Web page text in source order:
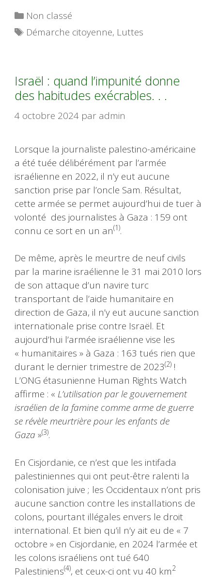
Catégories
Non classé
Étiquettes
Démarche citoyenne, Luttes
Israël : quand l’impunité donne
des habitudes exécrables. . .
4 octobre 2024 par admin
Lorsque la journaliste palestino-américaine
a été tuée délibérément par l’armée
israélienne en 2022, il n’y eut aucune
sanction prise par l’oncle Sam. Résultat,
cette armée se permet aujourd’hui de tuer à
volonté des journalistes à Gaza : 159 ont
connu ce sort en un an(1).
De même, après le meurtre de neuf civils
par la marine israélienne le 31 mai 2010 lors
de son attaque d’un navire turc
transportant de l’aide humanitaire en
direction de Gaza, il n’y eut aucune sanction
internationale prise contre Israël. Et
aujourd’hui l’armée israélienne vise les
« humanitaires » à Gaza : 163 tués rien que
durant le dernier trimestre de 2023(2) !
L’ONG étasunienne Human Rights Watch
affirme : « L’utilisation par le gouvernement
israélien de la famine comme arme de guerre
se révèle meurtrière pour les enfants de
Gaza »(3).
En Cisjordanie, ce n’est que les intifada
palestiniennes qui ont peut-être ralenti la
colonisation juive ; les Occidentaux n’ont pris
aucune sanction contre les installations de
colons, pourtant illégales envers le droit
international. Et bien qu’il n’y ait eu de « 7
octobre » en Cisjordanie, en 2024 l’armée et
les colons israéliens ont tué 640
Palestiniens(4), et ceux-ci ont vu 40 km2